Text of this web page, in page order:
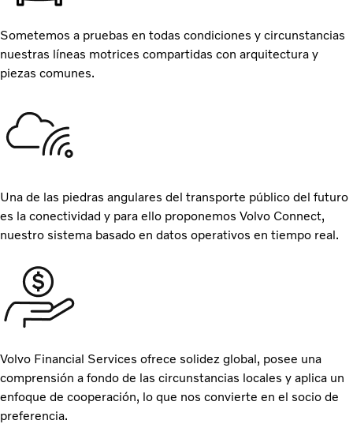
Sometemos a pruebas en todas condiciones y circunstancias
nuestras líneas motrices compartidas con arquitectura y
piezas comunes.
Una de las piedras angulares del transporte público del futuro
es la conectividad y para ello proponemos Volvo Connect,
nuestro sistema basado en datos operativos en tiempo real.
Volvo Financial Services ofrece solidez global, posee una
comprensión a fondo de las circunstancias locales y aplica un
enfoque de cooperación, lo que nos convierte en el socio de
preferencia.